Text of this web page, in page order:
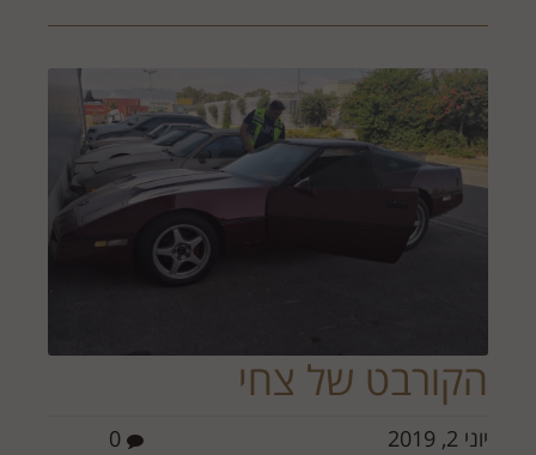
הקורבט של צחי
יוני 2, 2019